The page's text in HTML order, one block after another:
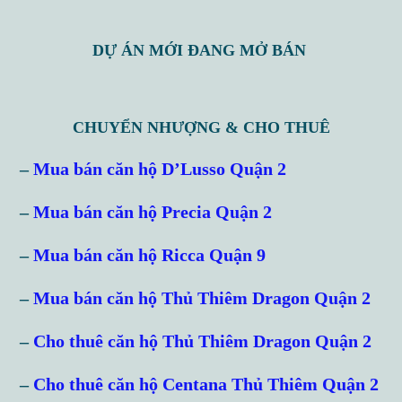
DỰ ÁN MỚI ĐANG MỞ BÁN
CHUYỂN NHƯỢNG & CHO THUÊ
–Mua bán căn hộ D’Lusso Quận 2
–Mua bán căn hộ Precia Quận 2
–Mua bán căn hộ Ricca Quận 9
–Mua bán căn hộ Thủ Thiêm Dragon Quận 2
– Cho thuê căn hộ Thủ Thiêm Dragon Quận 2
– Cho thuê căn hộ Centana Thủ Thiêm Quận 2